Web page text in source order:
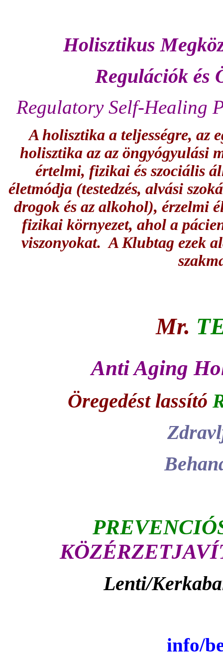
Holisztikus
Regulációk és
Regulatory Self-Healing
A holisztika a teljességre, az
holisztika az az öngyógyulási
értelmi, fizikai és szociális
életmódja (testedzés, alvási
drogok és az alkohol), érzelmi
fizikai környezet, ahol a
viszonyokat. A Klubtag ezek
Mr.
Anti Aging
Öregedést lassító
Lenti/
info/